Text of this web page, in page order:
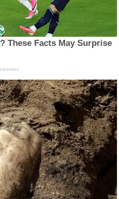
These Facts May Surprise